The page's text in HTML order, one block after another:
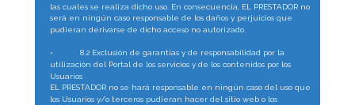
las cuales se realiza dicho uso. En consecuencia, EL PRESTADOR no
será en ningún caso responsable de los daños y perjuicios que
pudieran derivarse de dicho acceso no autorizado.
•
8.2 Exclusión de garantías y de responsabilidad por la
utilización del Portal de los servicios y de los contenidos por los
Usuarios
EL PRESTADOR no se hará responsable en ningún caso del uso que
los Usuarios y/o terceros pudieran hacer del sitio web o los